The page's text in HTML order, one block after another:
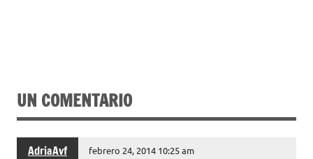
UN COMENTARIO
AdriaAvf febrero 24, 2014 10:25 am